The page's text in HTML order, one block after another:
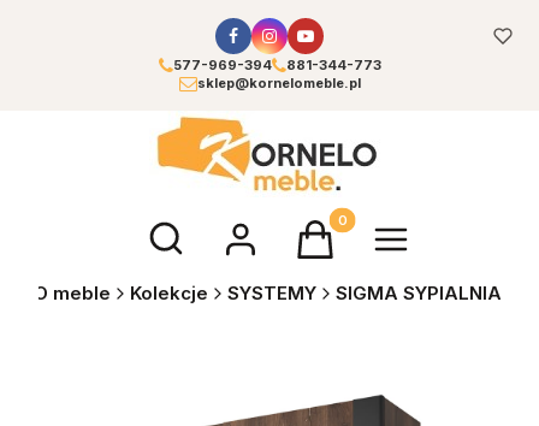
577-969-394
881-344-773
sklep@kornelomeble.pl
Otwórz wyszukiwarkęProdukty w koszyku: 0.
meble Kolekcje SYSTEMY SIGMA SYPIALNIA